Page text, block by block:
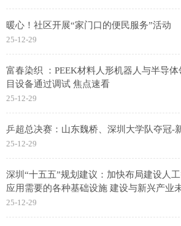
暖心！社区开展“家门口的便民服务”活动
25-12-29
富春染织 ：PEEK材料人形机器人与半导
目设备通过调试 焦点速看
25-12-29
乒超总决赛：山东魏桥、深圳大学队夺冠-
25-12-29
深圳“十五五”规划建议：加快布局建设人
应用需要的各种基础设施 建设与新兴产业
无人驾驶、低空运营等设施
25-12-29